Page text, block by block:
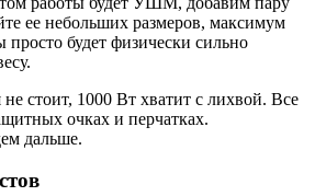
ее небольших размеров, максимум
просто будет физически сильно
стоит, 1000 Вт хватит с лихвой. Все
очках и перчатках.
дальше.